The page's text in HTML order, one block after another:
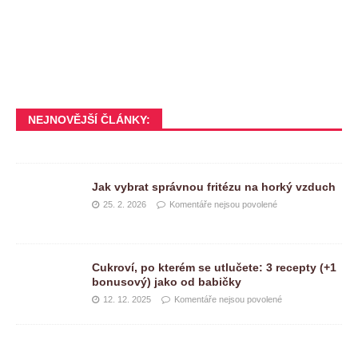
NEJNOVĚJŠÍ ČLÁNKY:
Jak vybrat správnou fritézu na horký vzduch
25. 2. 2026 Komentáře nejsou povolené
Cukroví, po kterém se utlučete: 3 recepty (+1
bonusový) jako od babičky
12. 12. 2025 Komentáře nejsou povolené